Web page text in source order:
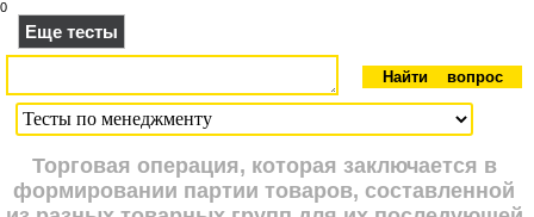
0
Еще тесты
Торговая операция, которая заключается в
формировании партии товаров, составленной